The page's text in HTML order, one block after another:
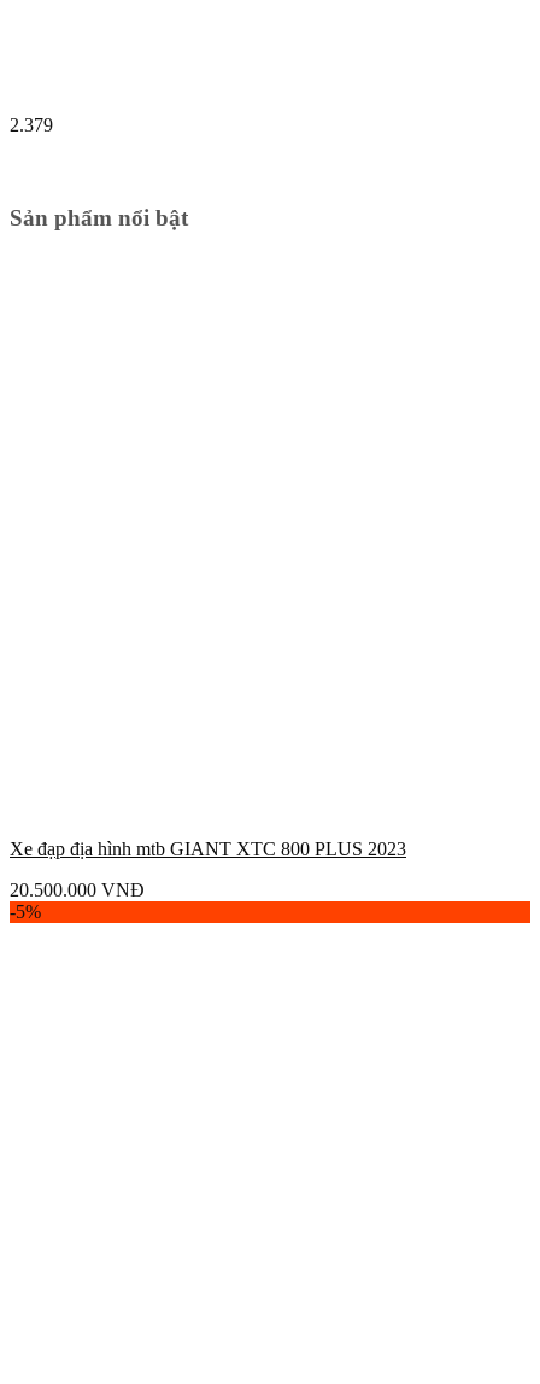
2.379
Sản phẩm nổi bật
Xe đạp địa hình mtb GIANT XTC 800 PLUS 2023
20.500.000 VNĐ
-5%